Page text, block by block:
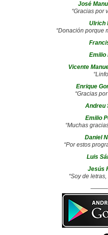
José
“Gracias por
Ulrich
“Donación porque
Emilio
Vicente
Enrique
“Gracias
Andreu
Emilio
“Muchas
Daniel
“Por estos
Luis
Jesús
“Soy de